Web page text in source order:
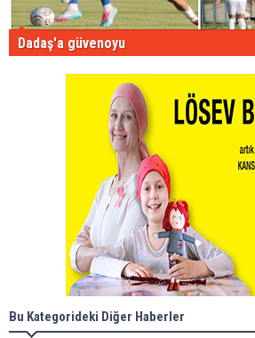
Dadaş'a güvenoyu
Bu Kategorideki Diğer Haberler